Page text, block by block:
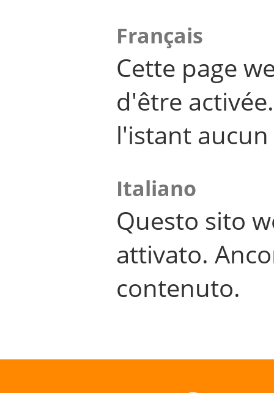
Français
Cette page
d'être
l'istant
Italiano
Questo sito
attivato.
contenuto.